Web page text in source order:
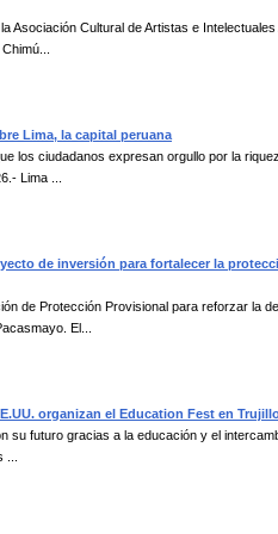
Asociación Cultural de Artistas e Intelectuales
Lima, la capital peruana
los ciudadanos expresan orgullo por la
Lima ...
de inversión para fortalecer la
de Protección Provisional para reforzar la
El...
organizan el Education Fest en
su futuro gracias a la educación y el